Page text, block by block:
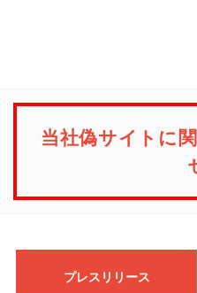
当社偽サイトに
プレスリリース